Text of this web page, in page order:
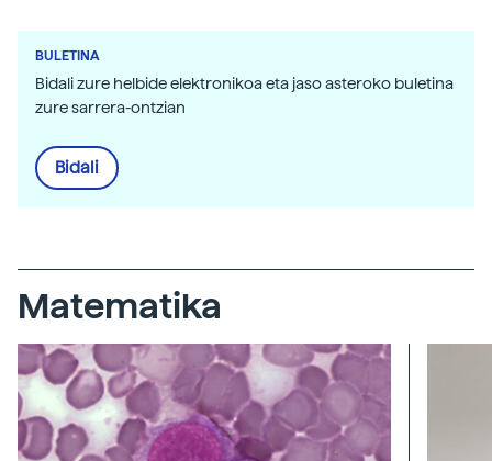
BULETINA
Bidali zure helbide elektronikoa eta jaso asteroko buletina
zure sarrera-ontzian
Bidali
Matematika